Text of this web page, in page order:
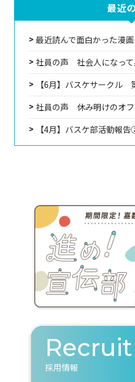
最近
最近読んで面白かった漫画
社員の声 社会人になっ
【6月】バスケサークル
社員の声 休み明けのオ
【4月】バスケ部活動報
Recruit
採用情報